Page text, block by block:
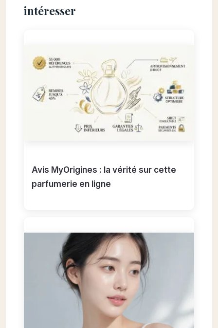
intéresser
Avis MyOrigines : la vérité sur cette
parfumerie en ligne